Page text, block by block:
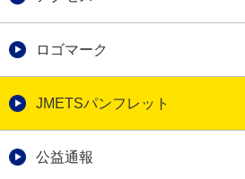
ロゴマーク
JMETSパンフレット
公益通報